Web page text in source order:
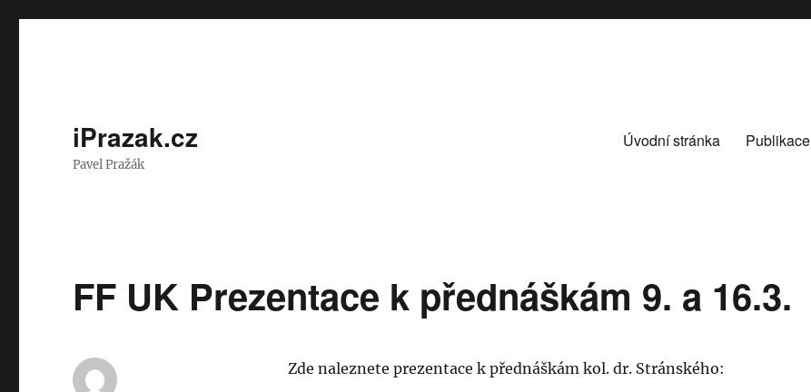
iPrazak.cz
Pavel Pražák
Úvodní stránka Publikace
FF UK Prezentace k přednáškám 9. a 16.3.
Zde naleznete prezentace k přednáškám kol. dr. Stránského: